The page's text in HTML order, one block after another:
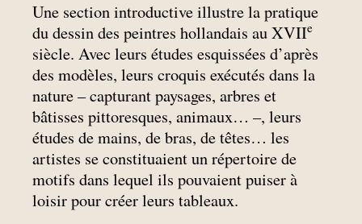
Une section introductive illustre la pratique
du dessin des peintres hollandais au XVIIe
siècle. Avec leurs études esquissées d’après
des modèles, leurs croquis exécutés dans la
nature – capturant paysages, arbres et
bâtisses pittoresques, animaux… –, leurs
études de mains, de bras, de têtes… les
artistes se constituaient un répertoire de
motifs dans lequel ils pouvaient puiser à
loisir pour créer leurs tableaux.